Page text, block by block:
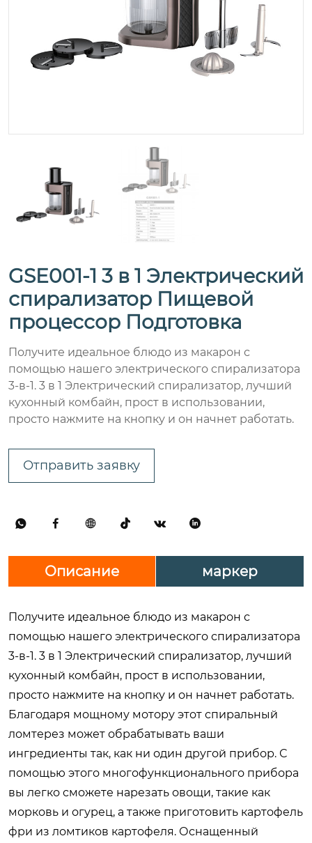
GSE001-1 3 в 1 Электрический
спирализатор Пищевой
процессор Подготовка
Получите идеальное блюдо из макарон с
помощью нашего электрического спирализатора
3-в-1. 3 в 1 Электрический спирализатор, лучший
кухонный комбайн, прост в использовании,
просто нажмите на кнопку и он начнет работать.
Отправить заявку
     
Описание маркер
Получите идеальное блюдо из макарон с
помощью нашего электрического спирализатора
3-в-1. 3 в 1 Электрический спирализатор, лучший
кухонный комбайн, прост в использовании,
просто нажмите на кнопку и он начнет работать.
Благодаря мощному мотору этот спиральный
ломтерез может обрабатывать ваши
ингредиенты так, как ни один другой прибор. С
помощью этого многофункционального прибора
вы легко сможете нарезать овощи, такие как
морковь и огурец, а также приготовить картофель
фри из ломтиков картофеля. Оснащенный